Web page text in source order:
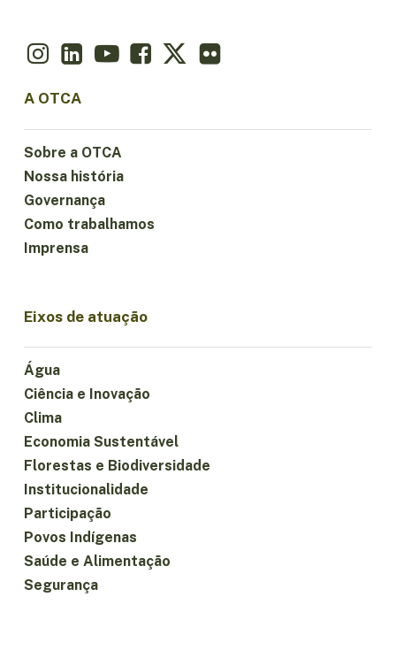
A OTCA
Sobre a OTCA
Nossa história
Governança
Como trabalhamos
Imprensa
Eixos de atuação
Água
Ciência e Inovação
Clima
Economia Sustentável
Florestas e Biodiversidade
Institucionalidade
Participação
Povos Indígenas
Saúde e Alimentação
Segurança